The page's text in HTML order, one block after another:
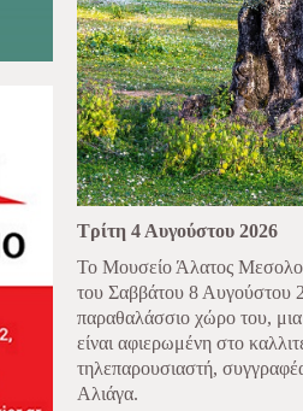
Τρίτη 4 Αυγούστου 2026
Το Μουσείο Άλατος
του Σαββάτου 8 Αυγούστου
παραθαλάσσιο χώρο του,
είναι αφιερωμένη στο
τηλεπαρουσιαστή,
Αλιάγα.